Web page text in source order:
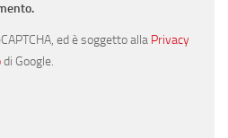
ed è soggetto alla Privacy
di Google.